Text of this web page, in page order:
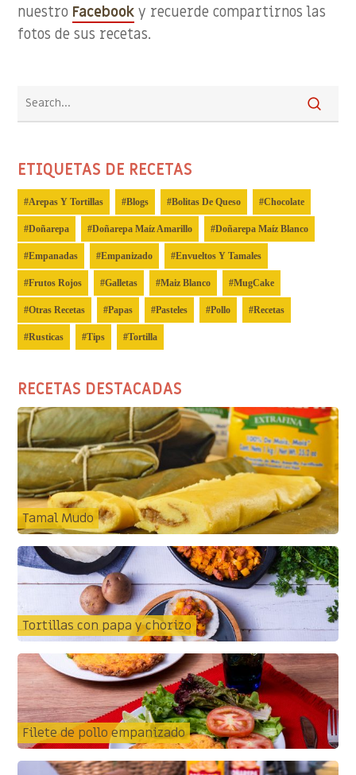
nuestro Facebook y recuerde compartirnos las
fotos de sus recetas.
ETIQUETAS DE RECETAS
Arepas Y Tortillas Blogs Bolitas De Queso Chocolate
Doñarepa Doñarepa Maíz Amarillo Doñarepa Maíz Blanco
Empanadas Empanizado Envueltos Y Tamales
Frutos Rojos Galletas Maiz Blanco MugCake
Otras Recetas Papas Pasteles Pollo Recetas
Rusticas Tips Tortilla
RECETAS DESTACADAS
Tamal Mudo
Tortillas con papa y chorizo
Filete de pollo empanizado